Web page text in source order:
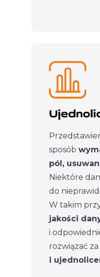
sposób
pól,
Niektóre
do
W takim
jakości
i
rozwiązać za
i